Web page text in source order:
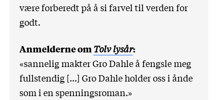
være forberedt på å si farvel til verden for
godt.
Anmelderne omTolv lysår:
«sannelig makter Gro Dahle å fengsle meg
fullstendig […] Gro Dahle holder oss i ånde
som i en spenningsroman.»